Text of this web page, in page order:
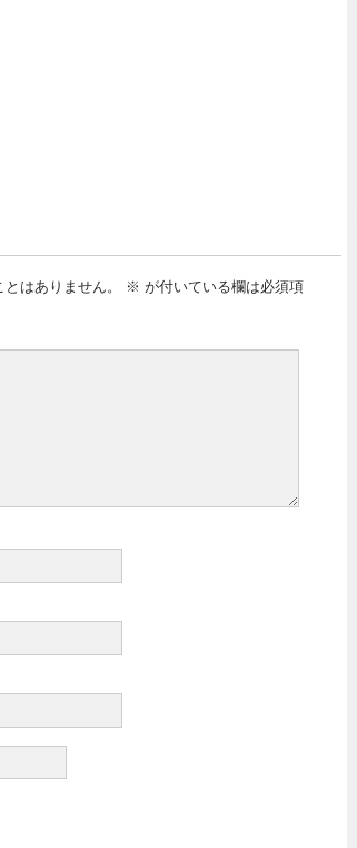
はありません。 ※ が付いている欄は必須項